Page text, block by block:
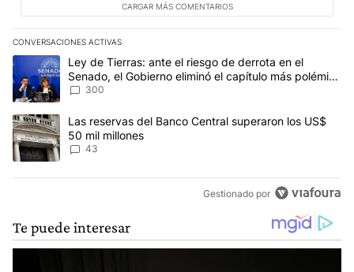
CARGAR MÁS COMENTARIOS
CONVERSACIONES ACTIVAS
Este listado muestra los artículos con más comentarios en los
Un artículo de tendencia con el título "Ley de Tierras: ante el
Ley de Tierras: ante el riesgo de derrota en el
Senado, el Gobierno eliminó el capítulo más polémico
del proyecto
300
Un artículo de tendencia con el título "Las reservas del Banco
Las reservas del Banco Central superaron los US$
50 mil millones
43
Gestionado por